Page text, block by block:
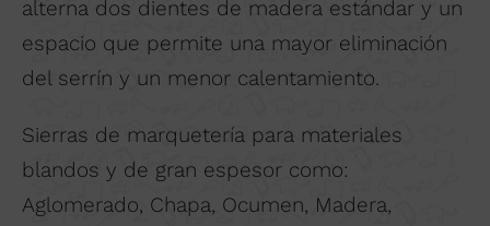
alterna dos dientes de madera estándar y un
espacio que permite una mayor eliminación
del serrín y un menor calentamiento.
Sierras de marquetería para materiales
blandos y de gran espesor como:
Aglomerado, Chapa, Ocumen, Madera,